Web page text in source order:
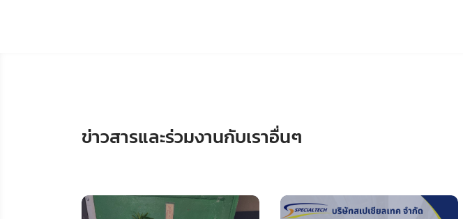
ข่าวสารและร่วมงานกับเราอื่นๆ